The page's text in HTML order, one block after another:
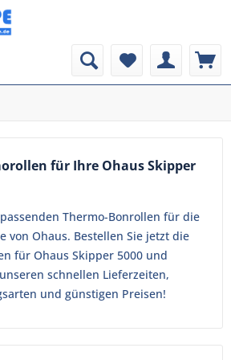
für Ihre Ohaus Skipper
Thermo-Bonrollen für die
von Ohaus. Bestellen Sie jetzt die
für Ohaus Skipper 5000 und
schnellen Lieferzeiten,
und günstigen Preisen!